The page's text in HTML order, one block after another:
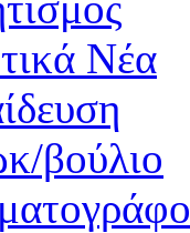
Νέα
βούλιο